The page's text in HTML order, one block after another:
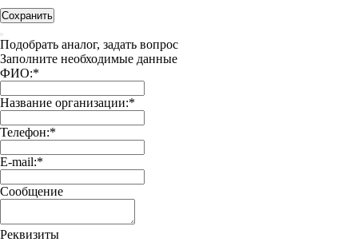
Сохранить
Подобрать аналог, задать вопрос
Заполните необходимые данные
ФИО:*
Название организации:*
Телефон:*
E-mail:*
Сообщение
Реквизиты